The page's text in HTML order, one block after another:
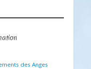
des Anges